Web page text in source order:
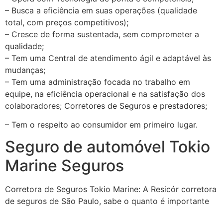
– Busca a eficiência em suas operações (qualidade
total, com preços competitivos);
– Cresce de forma sustentada, sem comprometer a
qualidade;
– Tem uma Central de atendimento ágil e adaptável às
mudanças;
– Tem uma administração focada no trabalho em
equipe, na eficiência operacional e na satisfação dos
colaboradores; Corretores de Seguros e prestadores;
– Tem o respeito ao consumidor em primeiro lugar.
Seguro de automóvel Tokio
Marine Seguros
Corretora de Seguros Tokio Marine: A Resicór corretora
de seguros de São Paulo, sabe o quanto é importante